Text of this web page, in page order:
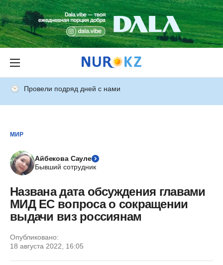
Провели подряд дней с нами
МИР
Айбекова Сауле
Бывший сотрудник
Названа дата обсуждения главами
МИД ЕС вопроса о сокращении
выдачи виз россиянам
Опубликовано:
18 августа 2022, 16:05